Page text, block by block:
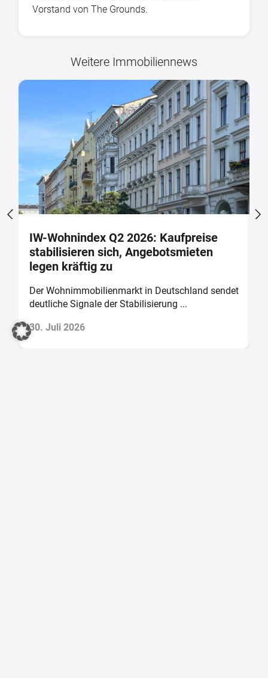
Vorstand von The Grounds.
Weitere Immobiliennews
IW-Wohnindex Q2 2026: Kaufpreise
stabilisieren sich, Angebotsmieten
legen kräftig zu
Der Wohnimmobilienmarkt in Deutschland sendet
deutliche Signale der Stabilisierung ...
30. Juli 2026